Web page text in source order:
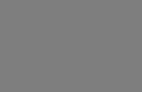
庫状況をメルマガにてお知らせ♪
チェックでき、
つくれる♪
-・-・-・-・-・-・-・-・-・-・-・-
使える！大本命セールアイテム